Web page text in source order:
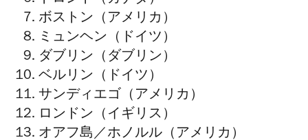
ボストン（アメリカ）
ミュンヘン（ドイツ）
ダブリン（ダブリン）
ベルリン（ドイツ）
サンディエゴ（アメリカ）
ロンドン（イギリス）
オアフ島／ホノルル（アメリカ）